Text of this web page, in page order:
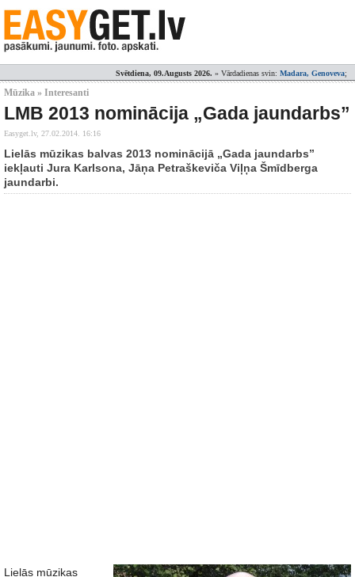
Svētdiena, 09.Augusts 2026. » Vārdadienas svin: Madara, Genoveva;
Mūzika » Interesanti
LMB 2013 nominācija „Gada jaundarbs”
Easyget.lv, 27.02.2014. 16:16
Lielās mūzikas balvas 2013 nominācijā „Gada jaundarbs”
iekļauti Jura Karlsona, Jāņa Petraškeviča Viļņa Šmīdberga
jaundarbi.
Lielās mūzikas